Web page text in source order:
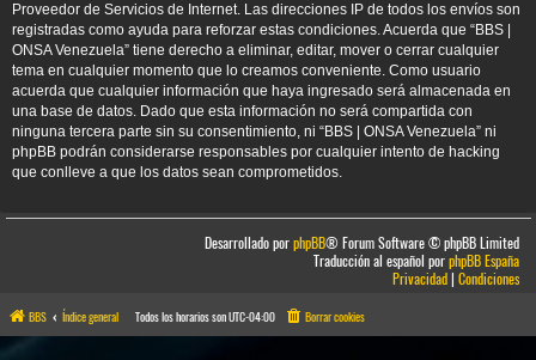
Proveedor de Servicios de Internet. Las direcciones IP de todos los envíos son
registradas como ayuda para reforzar estas condiciones. Acuerda que “BBS |
ONSA Venezuela” tiene derecho a eliminar, editar, mover o cerrar cualquier
tema en cualquier momento que lo creamos conveniente. Como usuario
acuerda que cualquier información que haya ingresado será almacenada en
una base de datos. Dado que esta información no será compartida con
ninguna tercera parte sin su consentimiento, ni “BBS | ONSA Venezuela” ni
phpBB podrán considerarse responsables por cualquier intento de hacking
que conlleve a que los datos sean comprometidos.
Desarrollado porphpBB® Forum Software © phpBB Limited
Traducción al español porphpBB España
Privacidad|Condiciones
BBS Índice general Todos los horarios sonUTC-04:00 Borrar cookies